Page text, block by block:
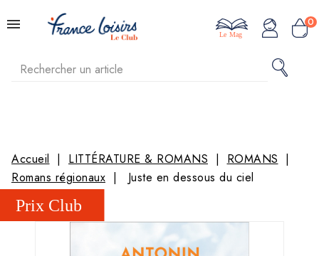
0
Le Mag
Accueil LITTÉRATURE & ROMANS
ROMANS
Romans régionaux
Juste en dessous du ciel